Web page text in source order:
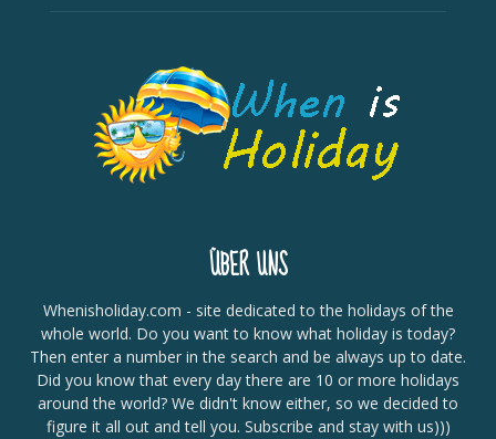
ÜBER UNS
Whenisholiday.com - site dedicated to the holidays of the
whole world. Do you want to know what holiday is today?
Then enter a number in the search and be always up to date.
Did you know that every day there are 10 or more holidays
around the world? We didn't know either, so we decided to
figure it all out and tell you. Subscribe and stay with us)))